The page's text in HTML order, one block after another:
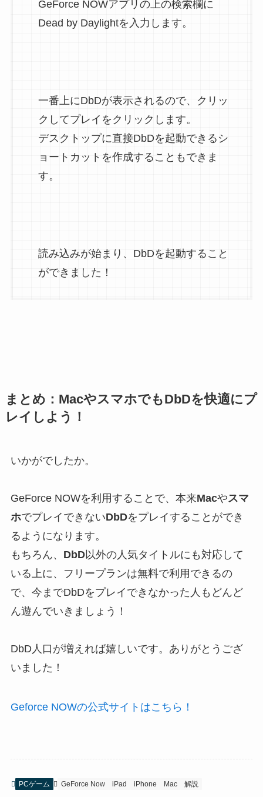
GeForce NOWアプリの上の検索欄に
Dead by Daylightを入力します。
一番上にDbDが表示されるので、クリッ
クしてプレイをクリックします。
デスクトップに直接DbDを起動できるシ
ョートカットを作成することもできま
す。
読み込みが始まり、DbDを起動すること
ができました！
まとめ：MacやスマホでもDbDを快適にプ
レイしよう！
いかがでしたか。
GeForce NOWを利用することで、 本来Macやスマ
ホでプレイできないDbDをプレイすることができ
るようになります。
もちろん、 DbD以外の人気タイトルにも対応して
いる上に、フリープランは無料で利用できるの
で、今までDbDをプレイできなかった人もどんど
ん遊んでいきましょう！
DbD人口が増えれば嬉しいです。ありがとうござ
いました！
Geforce NOWの公式サイトはこちら！
PCゲーム GeForce Now iPad iPhone Mac 解説